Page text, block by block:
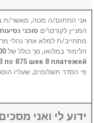
אני החתום/ה מטה, מאשר/ת
המניין לקורס\ים סוכני
מתחייב/ת למלא אחר נהלי
הלימוד במלואו, סך כולל של
по 875 шек 8 платежей
פי הסדר תשלומים, שעליו
ידוע לי ואני